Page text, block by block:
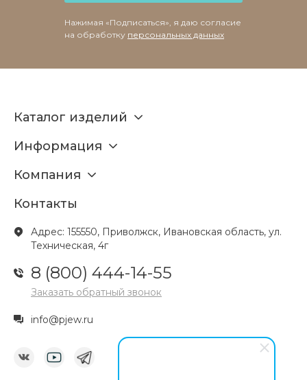
Нажимая «Подписаться», я даю согласие
на обработку персональных данных
Каталог изделий
Информация
Компания
Контакты
Адрес: 155550, Приволжск, Ивановская область, ул.
Техническая, 4г
8 (800) 444-14-55
Заказать обратный звонок
info@pjew.ru